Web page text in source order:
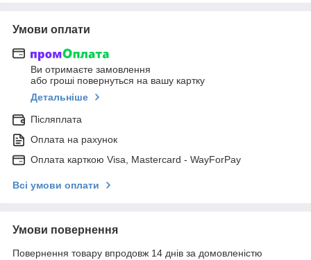
Умови оплати
Ви отримаєте замовлення
або гроші повернуться на вашу картку
Детальніше
Післяплата
Оплата на рахунок
Оплата карткою Visa, Mastercard - WayForPay
Всі умови оплати
Умови повернення
Повернення товару впродовж 14 днів за домовленістю